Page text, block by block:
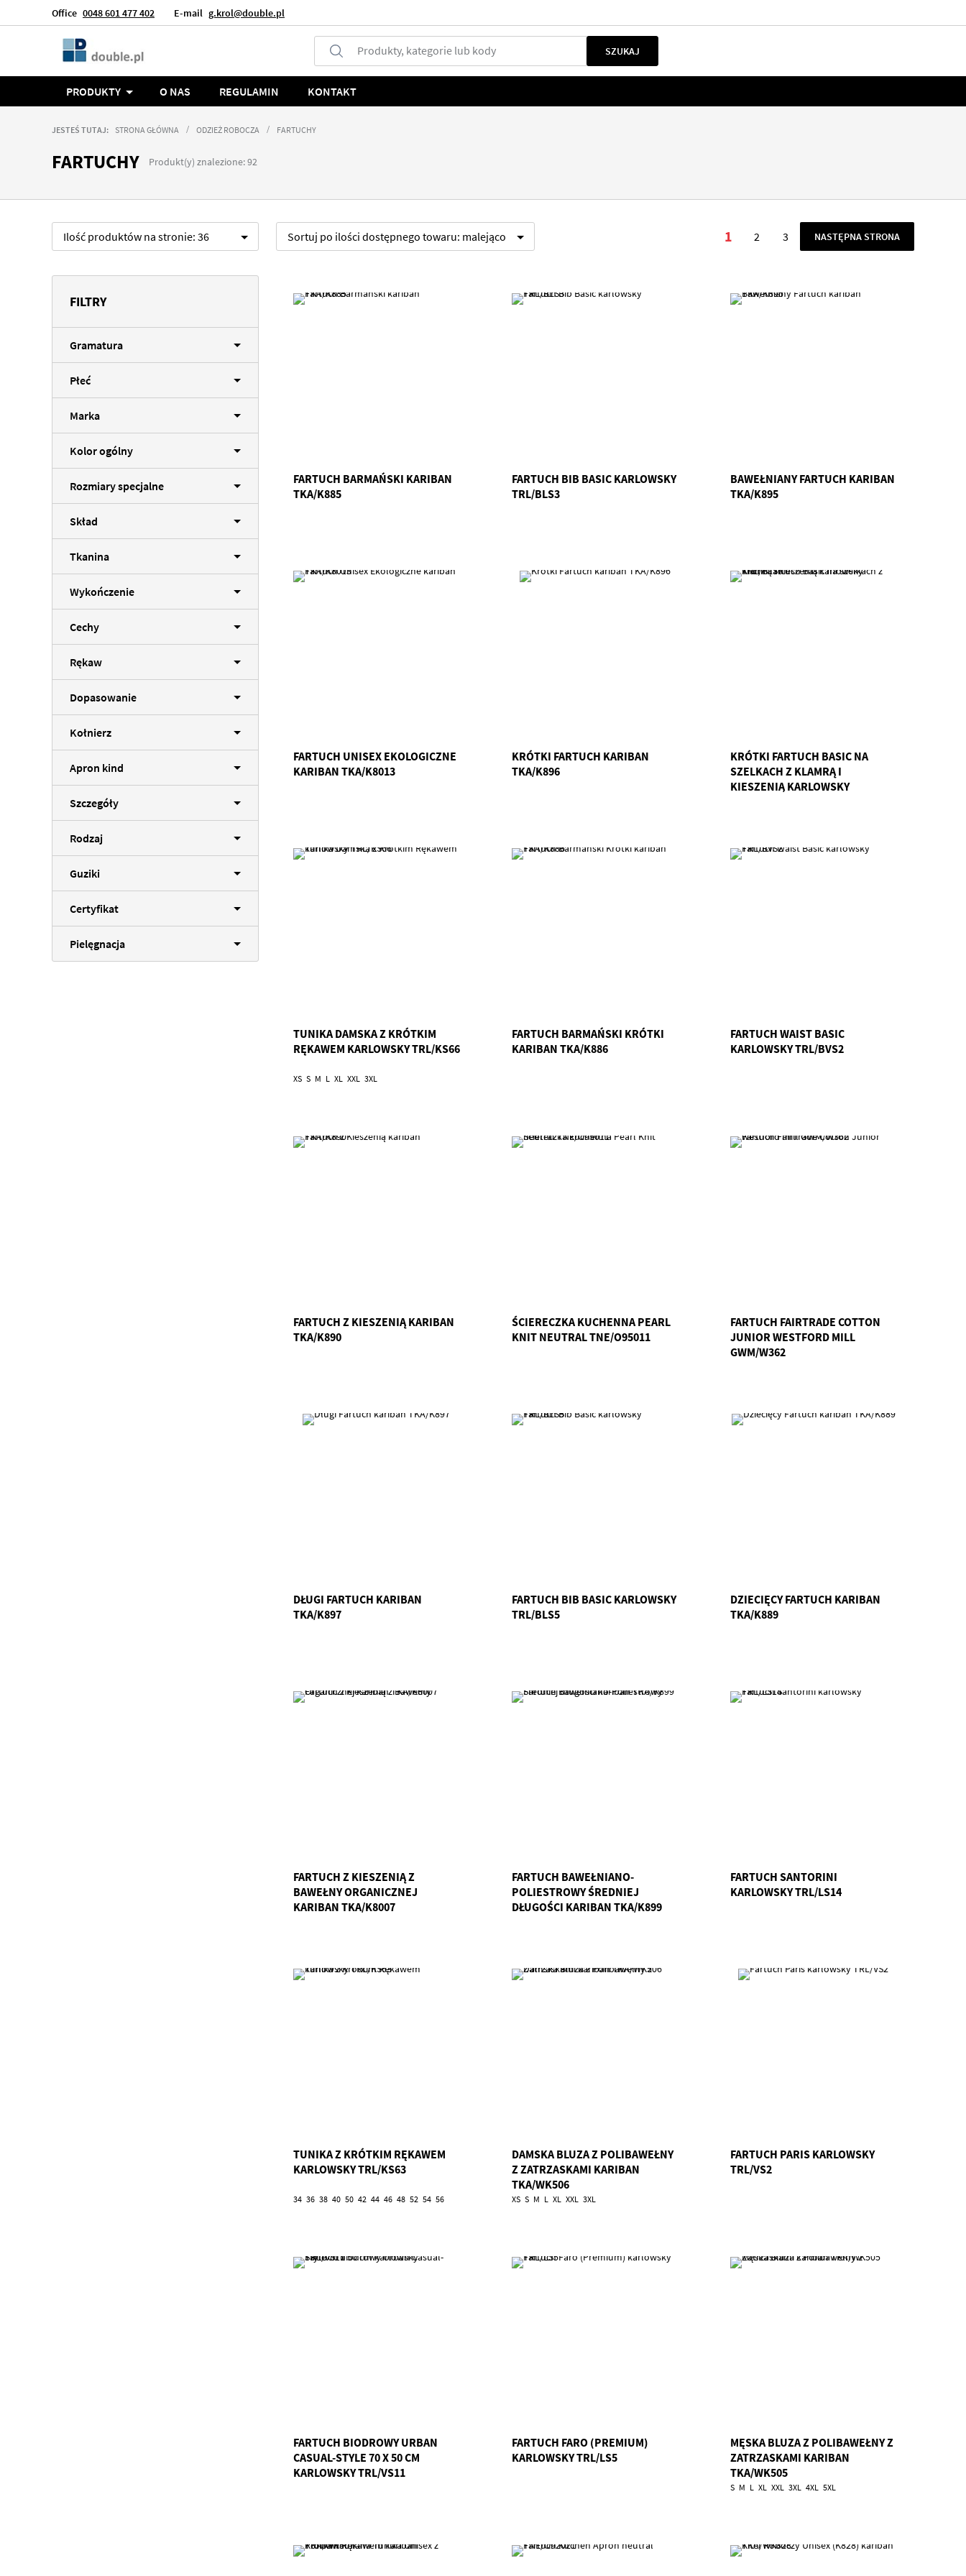
Office 0048 601 477 402 E-mail g.krol@double.pl
Język
Produkty, kategorie lub kody SZUKAJ
PRODUKTY O NAS REGULAMIN KONTAKT
JESTEŚ TUTAJ: STRONA GŁÓWNA ODZIEŻ ROBOCZA FARTUCHY
FARTUCHY Produkt(y) znalezione: 92
Aktualnie czytasz stronę
1 Strona
2 Strona
3 STRONA
NASTĘPNA STRONA
Ilość produktów na stronie: 36 Sortuj po ilości dostępnego towaru: malejąco
FARTUCH BARMAŃSKI KARIBAN
TKA/K885
FARTUCH BIB BASIC KARLOWSKY
TRL/BLS3
BAWEŁNIANY FARTUCH KARIBAN
TKA/K895
FARTUCH UNISEX EKOLOGICZNE
KARIBAN TKA/K8013
KRÓTKI FARTUCH KARIBAN
TKA/K896
KRÓTKI FARTUCH BASIC NA
SZELKACH Z KLAMRĄ I
KIESZENIĄ KARLOWSKY
TUNIKA DAMSKA Z KRÓTKIM
RĘKAWEM KARLOWSKY TRL/KS66
XS S M L XL XXL 3XL
FARTUCH BARMAŃSKI KRÓTKI
KARIBAN TKA/K886
FARTUCH WAIST BASIC
KARLOWSKY TRL/BVS2
FARTUCH Z KIESZENIĄ KARIBAN
TKA/K890
ŚCIERECZKA KUCHENNA PEARL
KNIT NEUTRAL TNE/O95011
FARTUCH FAIRTRADE COTTON
JUNIOR WESTFORD MILL
GWM/W362
DŁUGI FARTUCH KARIBAN
TKA/K897
FARTUCH BIB BASIC KARLOWSKY
TRL/BLS5
DZIECIĘCY FARTUCH KARIBAN
TKA/K889
FARTUCH Z KIESZENIĄ Z
BAWEŁNY ORGANICZNEJ
KARIBAN TKA/K8007
FARTUCH BAWEŁNIANO-
POLIESTROWY ŚREDNIEJ
DŁUGOŚCI KARIBAN TKA/K899
FARTUCH SANTORINI
KARLOWSKY TRL/LS14
TUNIKA Z KRÓTKIM RĘKAWEM
KARLOWSKY TRL/KS63
34 36 38 40 50 42 44 46 48 52 54 56
DAMSKA BLUZA Z POLIBAWEŁNY
Z ZATRZASKAMI KARIBAN
TKA/WK506
XS S M L XL XXL 3XL
FARTUCH PARIS KARLOWSKY
TRL/VS2
FARTUCH BIODROWY URBAN
CASUAL-STYLE 70 X 50 CM
KARLOWSKY TRL/VS11
FARTUCH FARO (PREMIUM)
KARLOWSKY TRL/LS5
MĘSKA BLUZA Z POLIBAWEŁNY Z
ZATRZASKAMI KARIBAN
TKA/WK505
S M L XL XXL 3XL 4XL 5XL
FILTRY
Gramatura
Płeć
Marka
Kolor ogólny
Rozmiary specjalne
Skład
Tkanina
Wykończenie
Cechy
Rękaw
Dopasowanie
Kołnierz
Apron kind
Szczegóły
Rodzaj
Guziki
Certyfikat
Pielęgnacja